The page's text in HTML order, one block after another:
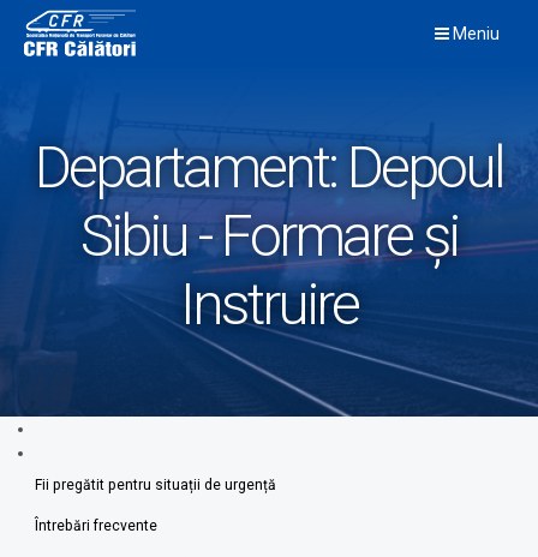
content
Meniu
Departament: Depoul
Sibiu - Formare și
Instruire
Fii pregătit pentru situații de urgență
Întrebări frecvente